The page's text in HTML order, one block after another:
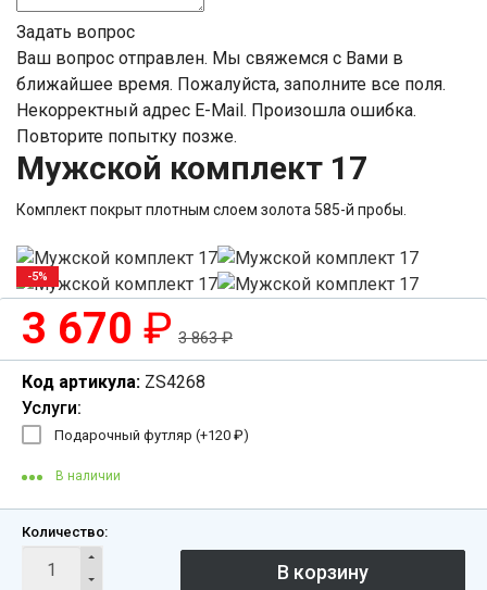
Задать вопрос
Ваш вопрос отправлен. Мы свяжемся с Вами в
ближайшее время. Пожалуйста, заполните все поля.
Некорректный адрес E-Mail. Произошла ошибка.
Повторите попытку позже.
Мужской комплект 17
Комплект покрыт плотным слоем золота 585-й пробы.
-5%
3 670 ₽ 3 863₽
Код артикула: ZS4268
Услуги:
Подарочный футляр (+120 ₽)
В наличии
Количество: